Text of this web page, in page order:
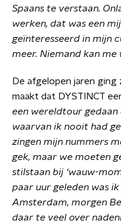
Spaans te verstaan.
werken, dat was een
geïnteresseerd in mijn
meer. Niemand kan me
De afgelopen jaren ging
maakt dat DYSTINCT
een wereldtour gedaan
waarvan ik nooit had
zingen mijn nummers
gek, maar we moeten
stilstaan bij ‘wauw-
paar uur geleden was
Amsterdam, morgen
daar te veel over